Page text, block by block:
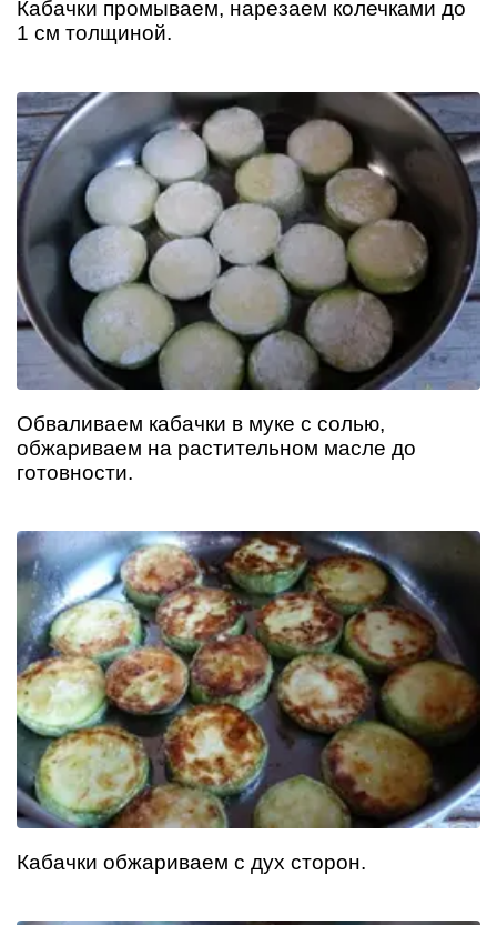
Кабачки промываем, нарезаем колечками до
1 см толщиной.
Обваливаем кабачки в муке с солью,
обжариваем на растительном масле до
готовности.
Кабачки обжариваем с дух сторон.